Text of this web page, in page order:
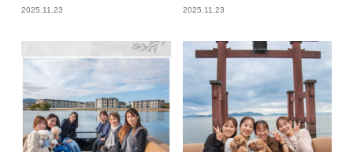
2025.11.23 2025.11.23